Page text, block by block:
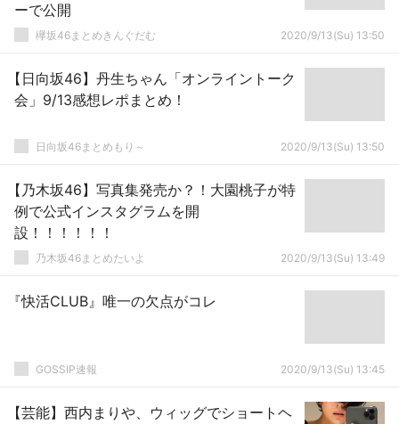
ーで公開
欅坂46まとめきんぐだむ 2020/9/13(Su) 13:50
【日向坂46】丹生ちゃん「オンライントーク
会」9/13感想レポまとめ！
日向坂46まとめもり～ 2020/9/13(Su) 13:50
【乃木坂46】写真集発売か？！大園桃子が特
例で公式インスタグラムを開
設！！！！！！
乃木坂46まとめたいよ 2020/9/13(Su) 13:49
『快活CLUB』唯一の欠点がコレ
GOSSIP速報 2020/9/13(Su) 13:45
【芸能】西内まりや、ウィッグでショートヘ